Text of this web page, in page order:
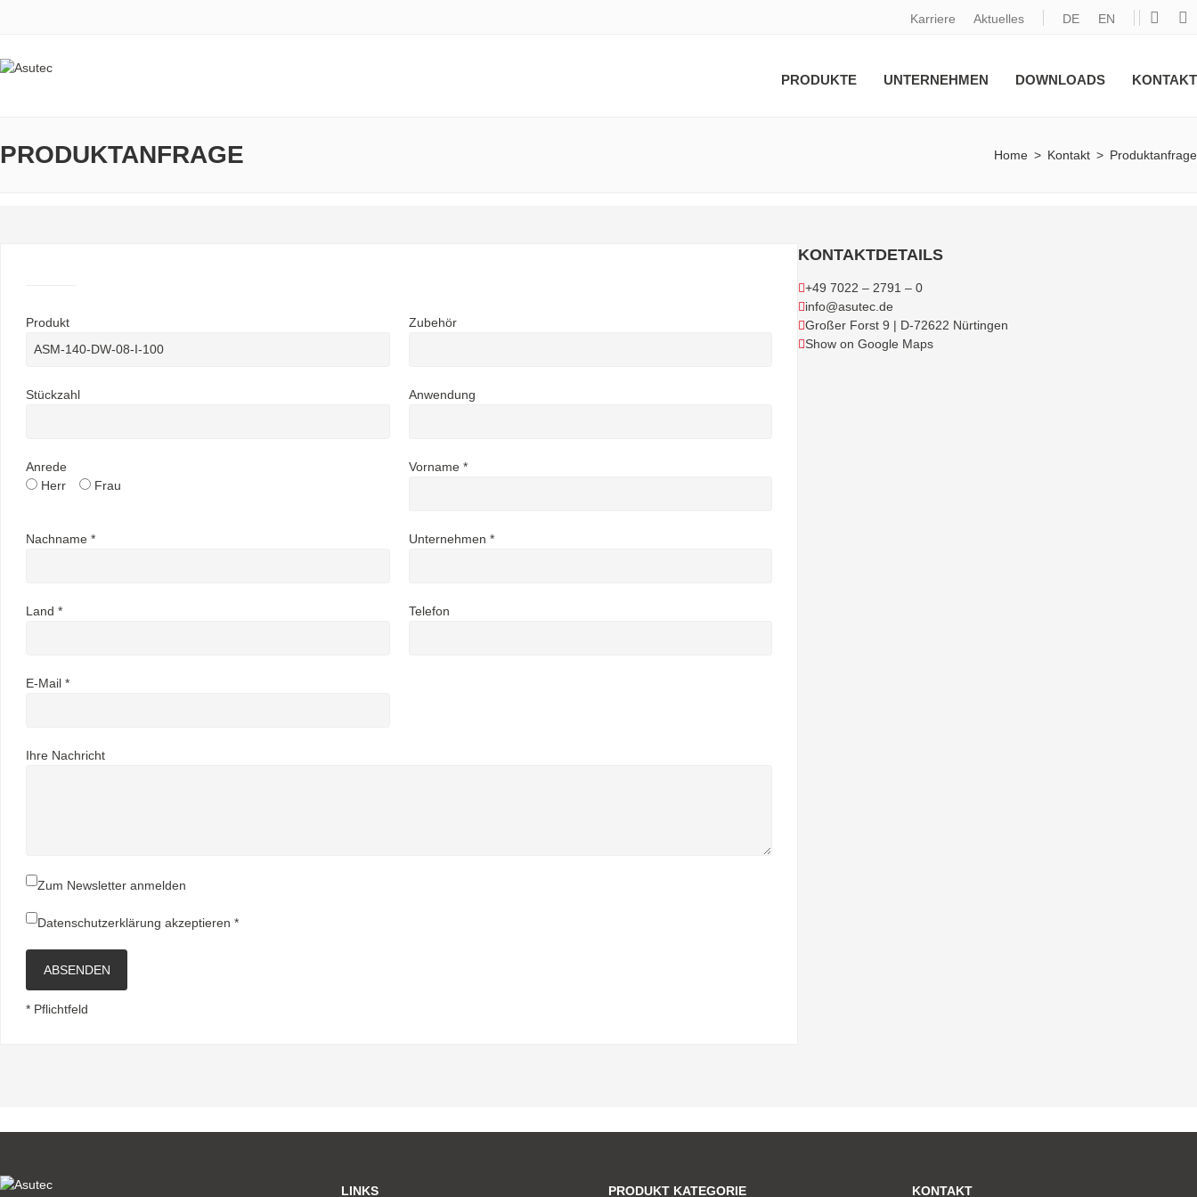
Karriere Aktuelles DE EN
PRODUKTE UNTERNEHMEN DOWNLOADS KONTAKT
PRODUKTANFRAGE Home > Kontakt > Produktanfrage
Produkt Zubehör
Stückzahl Anwendung
Anrede
Herr
Frau
Vorname *
Nachname * Unternehmen *
Land * Telefon
E-Mail *
Ihre Nachricht
Zum Newsletter anmelden
Datenschutzerklärung akzeptieren *
ABSENDEN
* Pflichtfeld
KONTAKTDETAILS
+49 7022 – 2791 – 0
info@asutec.de
Großer Forst 9 | D-72622 Nürtingen
Show on Google Maps
LINKS PRODUKT KATEGORIE KONTAKT